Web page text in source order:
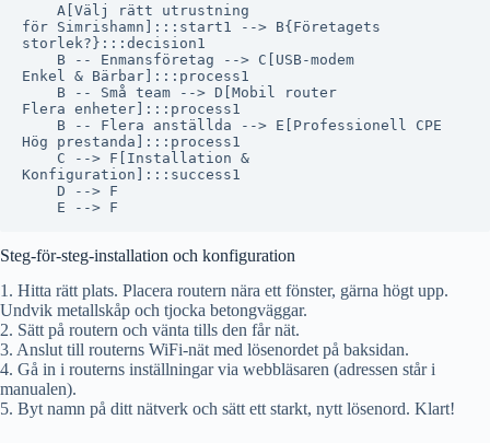
    A[Välj rätt utrustning
för Simrishamn]:::start1 --> B{Företagets
storlek?}:::decision1
    B -- Enmansföretag --> C[USB-modem
Enkel & Bärbar]:::process1
    B -- Små team --> D[Mobil router
Flera enheter]:::process1
    B -- Flera anställda --> E[Professionell CPE
Hög prestanda]:::process1
    C --> F[Installation &
Konfiguration]:::success1
    D --> F
Steg-för-steg-installation och konfiguration
1. Hitta rätt plats. Placera routern nära ett fönster, gärna högt upp.
Undvik metallskåp och tjocka betongväggar.
2. Sätt på routern och vänta tills den får nät.
3. Anslut till routerns WiFi-nät med lösenordet på baksidan.
4. Gå in i routerns inställningar via webbläsaren (adressen står i
manualen).
5. Byt namn på ditt nätverk och sätt ett starkt, nytt lösenord. Klart!